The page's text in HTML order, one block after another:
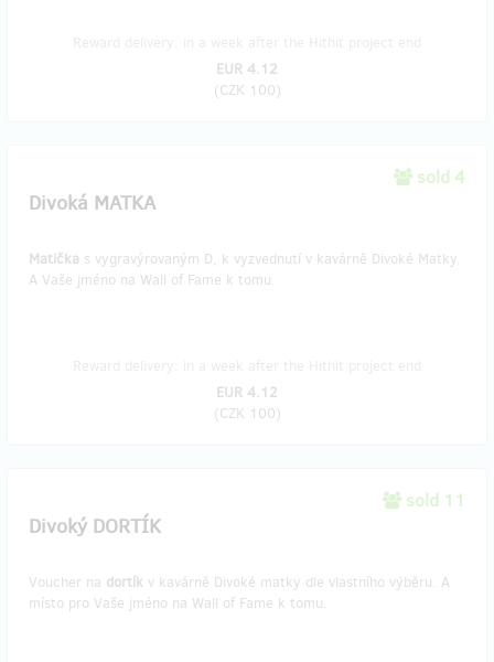
EUR 4.12
(CZK 100)
sold 4
Divoká MATKA
Matička s vygravýrovaným D, k vyzvednutí v kavárně Divoké Matky.
A Vaše jméno na Wall of Fame k tomu.
EUR 4.12
(CZK 100)
sold 11
Divoký DORTÍK
Voucher na dortík v kavárně Divoké matky dle vlastního výběru. A
místo pro Vaše jméno na Wall of Fame k tomu.